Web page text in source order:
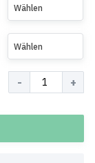
Wählen
Wählen